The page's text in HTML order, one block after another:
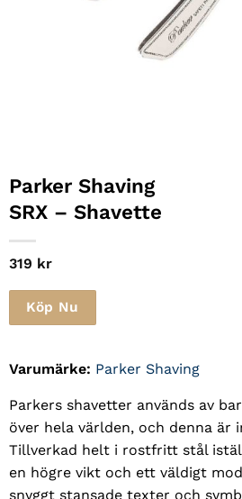
Parker Shaving
SRX – Shavette
319 kr
Köp Nu
Varumärke: Parker Shaving
Parkers shavetter används av
över hela världen, och denna är
Tillverkad helt i rostfritt stål
en högre vikt och ett väldigt
snyggt stansade texter och